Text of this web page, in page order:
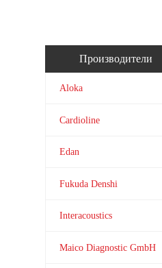
Производители
Aloka
Cardioline
Edan
Fukuda Denshi
Interacoustics
Maico Diagnostic GmbH